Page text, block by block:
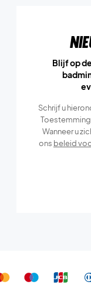
Blijf op
Schrijf u
Wanneer u
ons beleid